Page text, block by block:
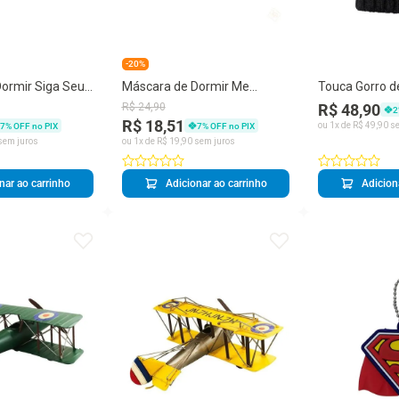
Siga Seus
7% OFF no PIX
juros
ao carrinho
-20%
Máscara de Dormir Me
Acorde em Paris Love -
Taimes
R$ 24,90
R$ 18,51 7% OFF no PIX
ou 1 x de R$ 19 90sem juros
Adicionar ao carrinho
Touca Gorro
Taimes
com
Pelúcia Preto
R$ 48,90 2
ou 1 x de R$ 49 90